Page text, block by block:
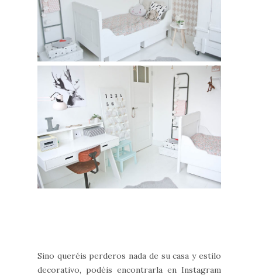
Sino queréis perderos nada de su casa y estilo
decorativo, podéis encontrarla en Instagram